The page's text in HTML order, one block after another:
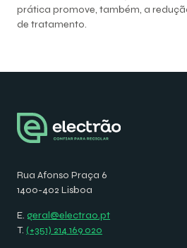
prática promove, também, a
de tratamento.
Rua Afonso Praça 6
1400-402 Lisboa
E. geral@electrao.pt
T. (+351) 214 169 020